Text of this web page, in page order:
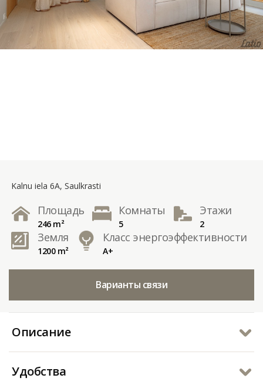
Kalnu iela 6A, Saulkrasti
Площадь
246 m²
Комнаты
5
Этажи
2
Земля
1200 m²
Класс энергоэффективности
A+
Варианты связи
Описание
Удобства